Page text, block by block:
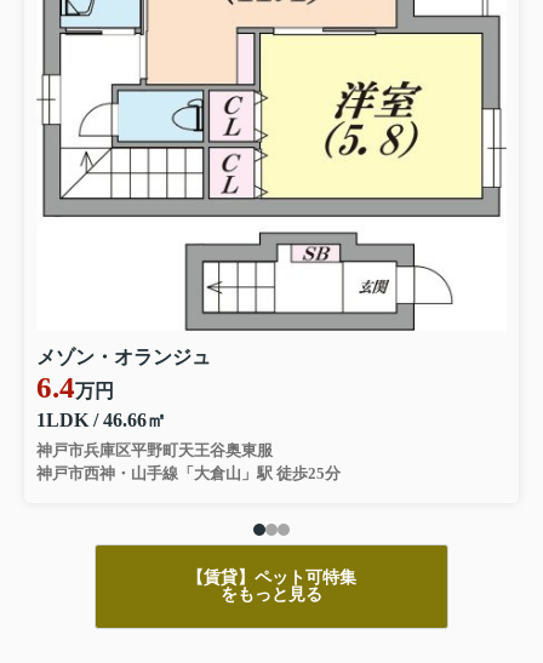
メゾン・オランジュ
6.4万円
1LDK / 46.66㎡
神戸市兵庫区平野町天王谷奥東服
神戸市西神・山手線「大倉山」駅 徒歩25分
【賃貸】ペット可特集
をもっと見る